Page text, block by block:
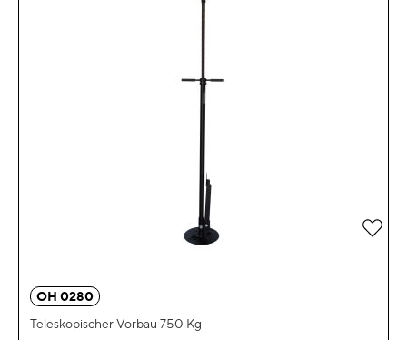
OH 0280
Teleskopischer Vorbau 750 Kg
Zur